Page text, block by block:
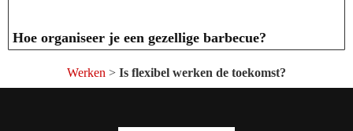
Hoe organiseer je een gezellige barbecue?
Werken > Is flexibel werken de toekomst?